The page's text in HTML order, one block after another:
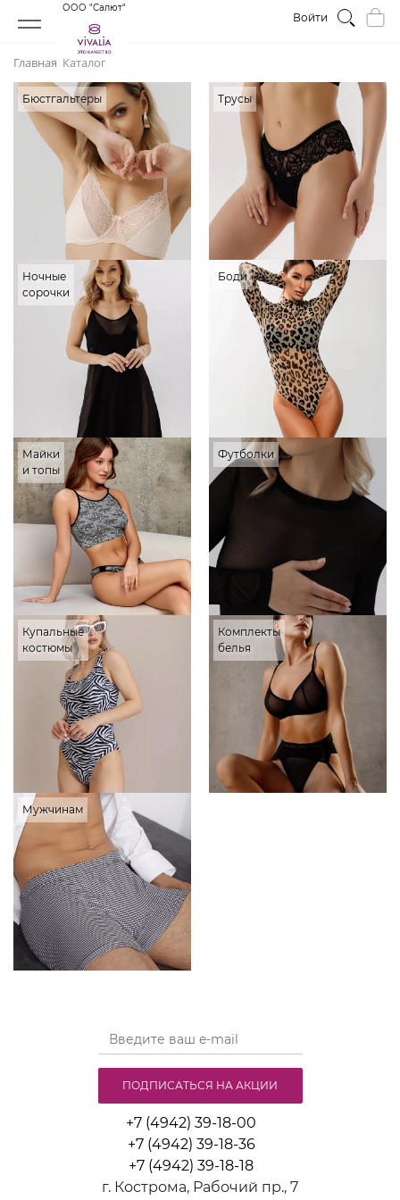
ООО "Салют"
Войти
Главная Каталог
Бюстгальтеры Трусы
Ночные
сорочки
Боди
Майки
и топы
Футболки
Купальные
костюмы
Комплекты
белья
Мужчинам
+7 (4942) 39-18-00
+7 (4942) 39-18-36
+7 (4942) 39-18-18
г. Кострома, Рабочий пр., 7
ПОДПИСАТЬСЯ НА АКЦИИ